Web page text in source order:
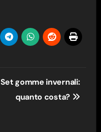
Set gomme invernali:
quanto costa?